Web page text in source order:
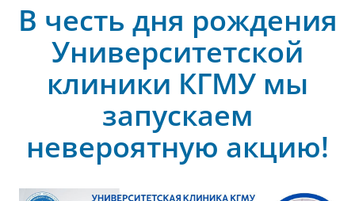
В честь дня рождения
Университетской
клиники КГМУ мы
запускаем
невероятную акцию!